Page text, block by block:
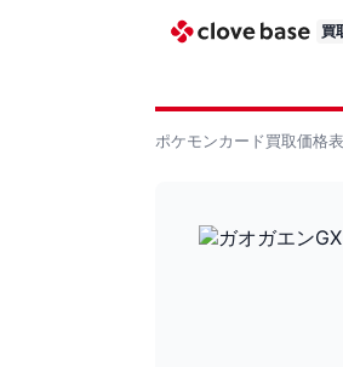
買
ポケモンカード買取価格表